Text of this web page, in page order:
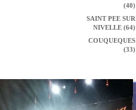
(40)
SAINT PEE SUR
NIVELLE (64)
COUQUEQUES
(33)